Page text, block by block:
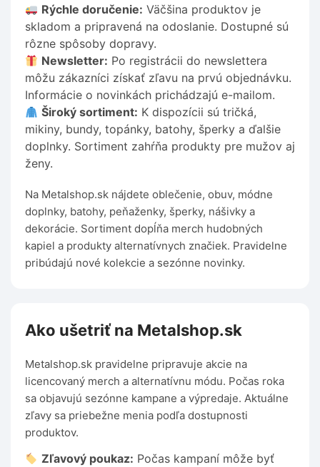
Rýchle doručenie: Väčšina produktov je
skladom a pripravená na odoslanie. Dostupné sú
rôzne spôsoby dopravy.
Newsletter: Po registrácii do newslettera
môžu zákazníci získať zľavu na prvú objednávku.
Informácie o novinkách prichádzajú e-mailom.
Široký sortiment: K dispozícii sú tričká,
mikiny, bundy, topánky, batohy, šperky a ďalšie
doplnky. Sortiment zahŕňa produkty pre mužov aj
ženy.
Na Metalshop.sk nájdete oblečenie, obuv, módne
doplnky, batohy, peňaženky, šperky, nášivky a
dekorácie. Sortiment dopĺňa merch hudobných
kapiel a produkty alternatívnych značiek. Pravidelne
pribúdajú nové kolekcie a sezónne novinky.
Ako ušetriť na Metalshop.sk
Metalshop.sk pravidelne pripravuje akcie na
licencovaný merch a alternatívnu módu. Počas roka
sa objavujú sezónne kampane a výpredaje. Aktuálne
zľavy sa priebežne menia podľa dostupnosti
produktov.
Zľavový poukaz: Počas kampaní môže byť